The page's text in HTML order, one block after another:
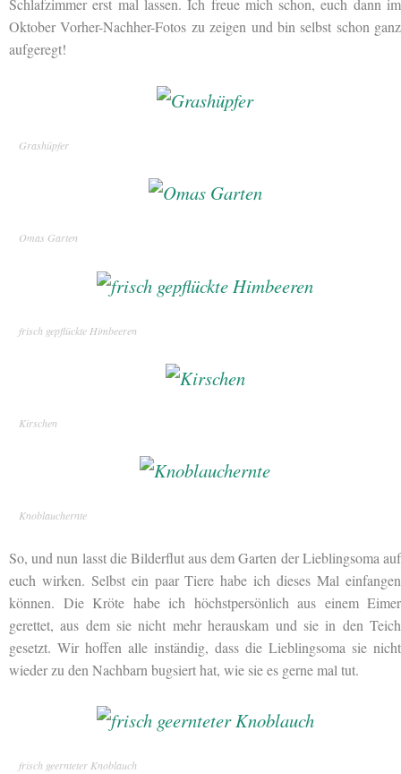
Schlafzimmer erst mal lassen. Ich freue mich schon, euch dann im
Oktober Vorher-Nachher-Fotos zu zeigen und bin selbst schon ganz
aufgeregt!
Grashüpfer
Omas Garten
frisch gepflückte Himbeeren
Kirschen
Knoblauchernte
So, und nun lasst die Bilderflut aus dem Garten der Lieblingsoma auf
euch wirken. Selbst ein paar Tiere habe ich dieses Mal einfangen
können. Die Kröte habe ich höchstpersönlich aus einem Eimer
gerettet, aus dem sie nicht mehr herauskam und sie in den Teich
gesetzt. Wir hoffen alle inständig, dass die Lieblingsoma sie nicht
wieder zu den Nachbarn bugsiert hat, wie sie es gerne mal tut.
frisch geernteter Knoblauch